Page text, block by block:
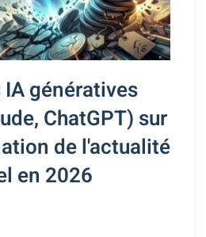
génératives
ChatGPT) sur
de l'actualité
en 2026